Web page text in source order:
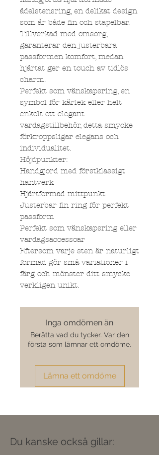
ädelstensring, en delikat design
som är både fin och stapelbar.
Tillverkad med omsorg,
garanterar den justerbara
passformen komfort, medan
hjärtat ger en touch av tidlös
charm.
Perfekt som vänskapsring, en
symbol för kärlek eller helt
enkelt ett elegant
vardagstillbehör, detta smycke
förkroppsligar elegans och
individualitet.
Höjdpunkter:
Handgjord med förstklassigt
hantverk
Hjärtformad mittpunkt
Justerbar fin ring för perfekt
passform
Perfekt som vänskapsring eller
vardagsaccessoar
Eftersom varje sten är naturligt
formad gör små variationer i
färg och mönster ditt smycke
verkligen unikt.
Inga omdömen än
Berätta vad du tycker. Var den
första som lämnar ett omdöme.
Lämna ett omdöme
Du kanske också gillar: